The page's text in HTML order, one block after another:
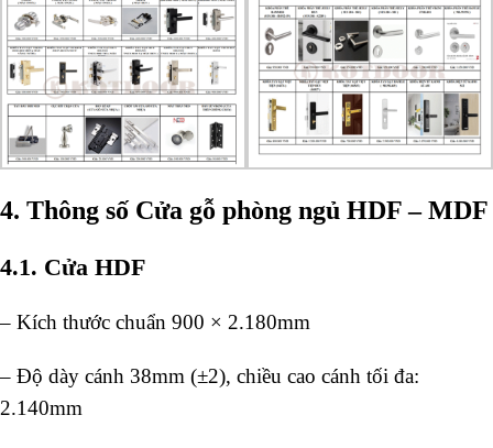
4. Thông số Cửa gỗ phòng ngủ HDF – MDF
4.1. Cửa HDF
– Kích thước chuẩn 900 × 2.180mm
– Độ dày cánh 38mm (±2), chiều cao cánh tối đa:
2.140mm